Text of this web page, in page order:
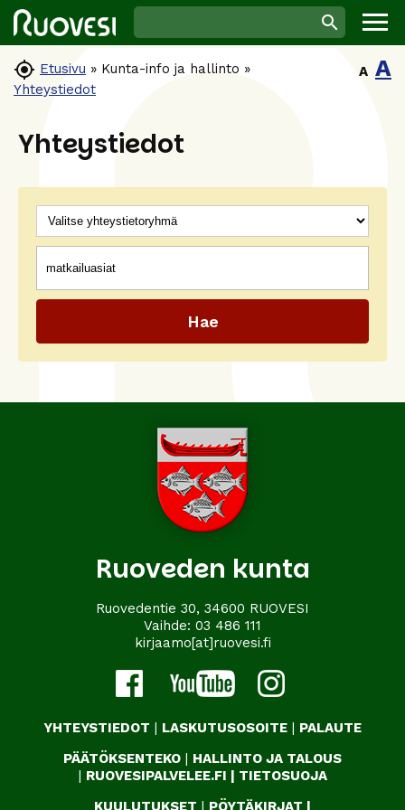
 Etusivu » Kunta-info ja hallinto »
Yhteystiedot
A A
Yhteystiedot
Ryhmät
Ruoveden kunta
Ruovedentie 30, 34600 RUOVESI
Vaihde: 03 486 111
kirjaamo[at]ruovesi.fi
YHTEYSTIEDOT | LASKUTUSOSOITE | PALAUTE
PÄÄTÖKSENTEKO | HALLINTO JA TALOUS
| RUOVESIPALVELEE.FI | TIETOSUOJA
KUULUTUKSET | PÖYTÄKIRJAT |